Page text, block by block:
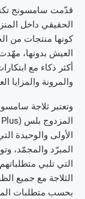
قدّمت سامسونج
الحقيقي داخل
كونها منتجات من
العيش بدونها،
أكثر ذكاء مع
والمرونة والمزايا
الأولى والوحيدة
المبرّد والمجمّد،
التي تلبي
الثلاجة مع جميع
بحسب متطلبات